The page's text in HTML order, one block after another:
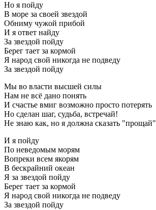
Но я пойду
В море за своей звездой
Обниму чужой прибой
И я ответ найду
За звездой пойду
Берег тает за кормой
Я народ свой никогда не подведу
За звездой пойду
Мы во власти высшей силы
Нам не всё дано понять
И счастье вмиг возможно просто потерять
Но сделан шаг, судьба, встречай!
Не знаю как, но я должна сказать "прощай"
И я пойду
По неведомым морям
Вопреки всем якорям
В бескрайний океан
Я за звездой пойду
Берег тает за кормой
Я народ свой никогда не подведу
За звездой пойду